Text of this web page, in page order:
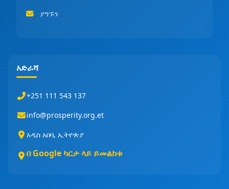
ያግኙን
አድራሻ
+251 111 543 137
info@prosperity.org.et
አዲስ አበባ, ኢትዮጵያ
በ Google ካርታ ላይ ይመልከቱ